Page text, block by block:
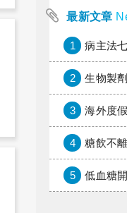
最新文章
1 病主法七年原
2 生物製劑如何幫發炎
3 海外度假、就業、遊學
4 糖飲不離手加
5 低血糖開車風